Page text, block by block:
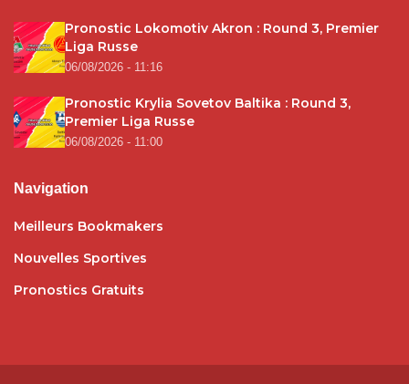
Pronostic Lokomotiv Akron : Round 3, Premier
Liga Russe
06/08/2026 - 11:16
Pronostic Krylia Sovetov Baltika : Round 3,
Premier Liga Russe
06/08/2026 - 11:00
Navigation
Meilleurs Bookmakers
Nouvelles Sportives
Pronostics Gratuits